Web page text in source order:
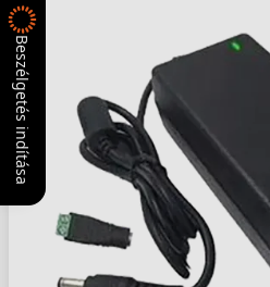
Beszélgetés indítása